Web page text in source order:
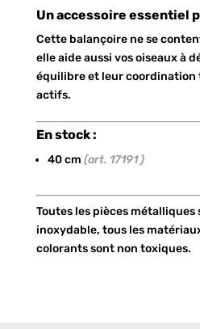
Un accessoire essentiel
Cette balançoire ne se
elle aide aussi vos oiseaux à
équilibre et leur coordination
actifs.
En stock :
40 cm (art. 17191 )
Toutes les pièces métalliques
inoxydable, tous les
colorants sont non toxiques.